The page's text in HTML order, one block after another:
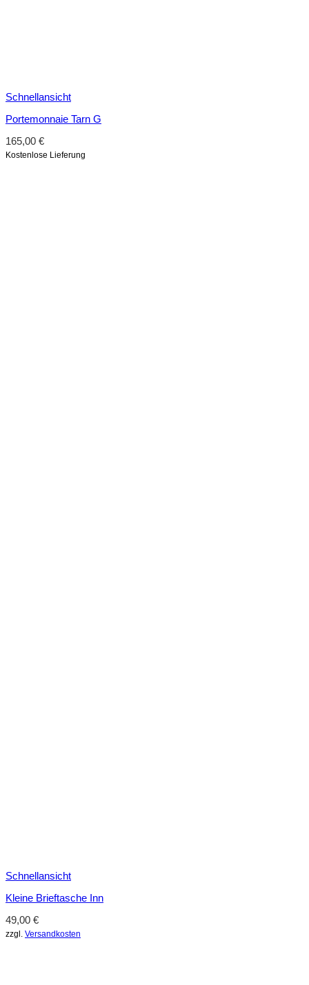
Schnellansicht
Portemonnaie Tarn G
165,00 €
Kostenlose Lieferung
Schnellansicht
Kleine Brieftasche Inn
49,00 €
zzgl. Versandkosten